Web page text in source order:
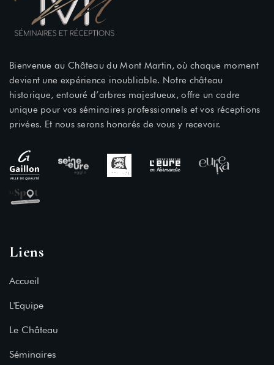
Bienvenue au Château du Mont Martin, où chaque moment
devient une expérience inoubliable. Notre château
historique, entouré d’arbres majestueux, offre un cadre
unique pour vos séminaires professionnels et vos réceptions
privées. Et nous serons honorés de vous y recevoir.
Liens
Accueil
L'Equipe
Le Château
Séminaires